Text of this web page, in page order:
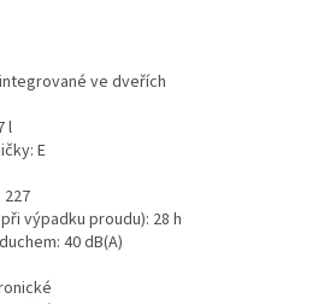
ve dveřích
l
E
227
výpadku proudu): 28 h
40 dB(A)